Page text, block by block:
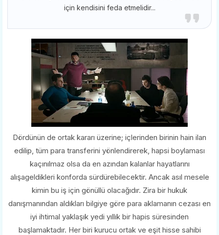
için kendisini feda etmelidir...
Dördünün de ortak kararı üzerine; içlerinden birinin hain ilan
edilip, tüm para transferini yönlendirerek, hapsi boylaması
kaçınılmaz olsa da en azından kalanlar hayatlarını
alışageldikleri konforda sürdürebilecektir. Ancak asıl mesele
kimin bu iş için gönüllü olacağıdır. Zira bir hukuk
danışmanından aldıkları bilgiye göre para aklamanın cezası en
iyi ihtimal yaklaşık yedi yıllık bir hapis süresinden
başlamaktadır. Her biri kurucu ortak ve eşit hisse sahibi